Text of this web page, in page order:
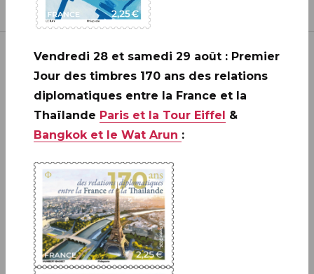
Inscrivez-vous à notre newsletter
JE M'ABONNE
Boutique
13 bis rue des Mathurins 75009 Paris
Vendredi 28 et samedi 29 août : Premier
Jour des timbres 170 ans des relations
diplomatiques entre la France et la
Thaïlande Paris et la Tour Eiffel &
Bangkok et le Wat Arun :